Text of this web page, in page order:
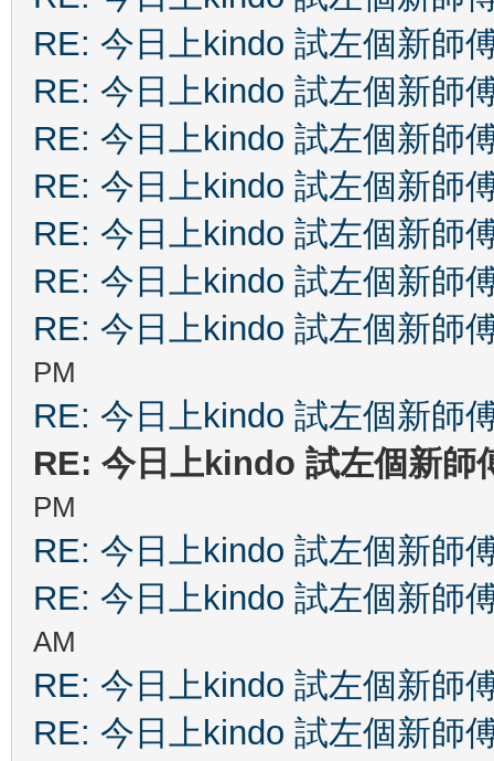
RE: 今日上kindo 試左個新師
RE: 今日上kindo 試左個新師
RE: 今日上kindo 試左個新師
RE: 今日上kindo 試左個新師
RE: 今日上kindo 試左個新師
RE: 今日上kindo 試左個新師
RE: 今日上kindo 試左個新師
PM
RE: 今日上kindo 試左個新師
RE: 今日上kindo 試左個新師
PM
RE: 今日上kindo 試左個新師
RE: 今日上kindo 試左個新師
AM
RE: 今日上kindo 試左個新師
RE: 今日上kindo 試左個新師